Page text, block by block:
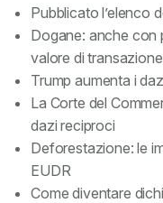
Pubblicato l’elenco
Dogane: anche con
valore di transazione
Trump aumenta i
La Corte del
dazi reciproci
Deforestazione: le
EUDR
Come diventare